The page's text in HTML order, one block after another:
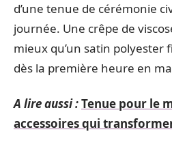
d’une tenue de cérémonie
journée. Une crêpe de
mieux qu’un satin polyester
dès la première heure en
A lire aussi :Tenue pour le
accessoires qui